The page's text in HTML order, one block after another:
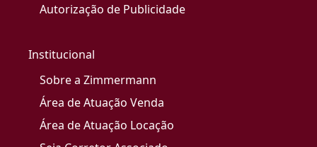
Autorização de Publicidade
Institucional
Sobre a Zimmermann
Área de Atuação Venda
Área de Atuação Locação